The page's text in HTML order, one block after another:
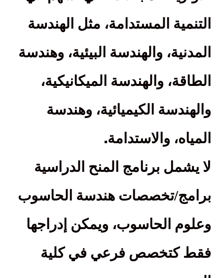
التنمية المستدامة، مثل الهندسة
المدنية، والهندسة البيئية، وهندسة
الطاقة، والهندسة الميكانيكية،
والهندسة الكيميائية، وهندسة
المياه، والاستدامة.
لا يشمل برنامج المنح الدراسية
برامج/تخصصات هندسة الحاسوب
وعلوم الحاسوب، ويمكن إدراجها
فقط كتخصص فرعي في كلية